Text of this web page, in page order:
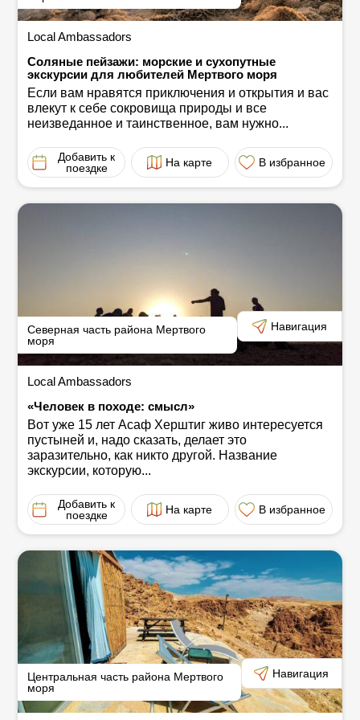
Local Ambassadors
Соляные пейзажи: морские и сухопутные
экскурсии для любителей Мертвого моря
Если вам нравятся приключения и открытия и вас
влекут к себе сокровища природы и все
неизведанное и таинственное, вам нужно...
Добавить к
поездке
На карте В избранное
Северная часть района Мертвого
моря
Навигация
Local Ambassadors
«Человек в походе: смысл»
Вот уже 15 лет Асаф Херштиг живо интересуется
пустыней и, надо сказать, делает это
заразительно, как никто другой. Название
экскурсии, которую...
Добавить к
поездке
На карте В избранное
Центральная часть района Мертвого
моря
Навигация